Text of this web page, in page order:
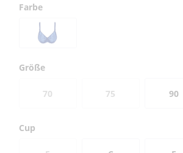
Farbe
Größe
70 75 90
Cup